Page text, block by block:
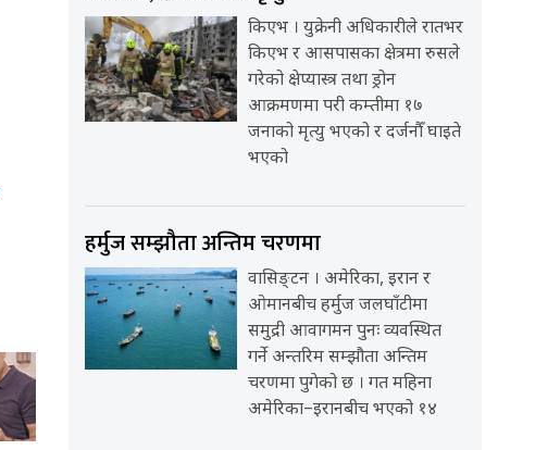
किएभ । युक्रेनी अधिकारीले रातभर
किएभ र आसपासका क्षेत्रमा रुसले
गरेको क्षेप्यास्त्र तथा ड्रोन
आक्रमणमा परी कम्तीमा १७
जनाको मृत्यु भएको र दर्जनौँ घाइते
भएको
हर्मुज सम्झौता अन्तिम चरणमा
वासिङ्टन । अमेरिका, इरान र
ओमानबीच हर्मुज जलघाँटीमा
समुद्री आवागमन पुनः व्यवस्थित
गर्ने अन्तरिम सम्झौता अन्तिम
चरणमा पुगेको छ । गत महिना
अमेरिका–इरानबीच भएको १४